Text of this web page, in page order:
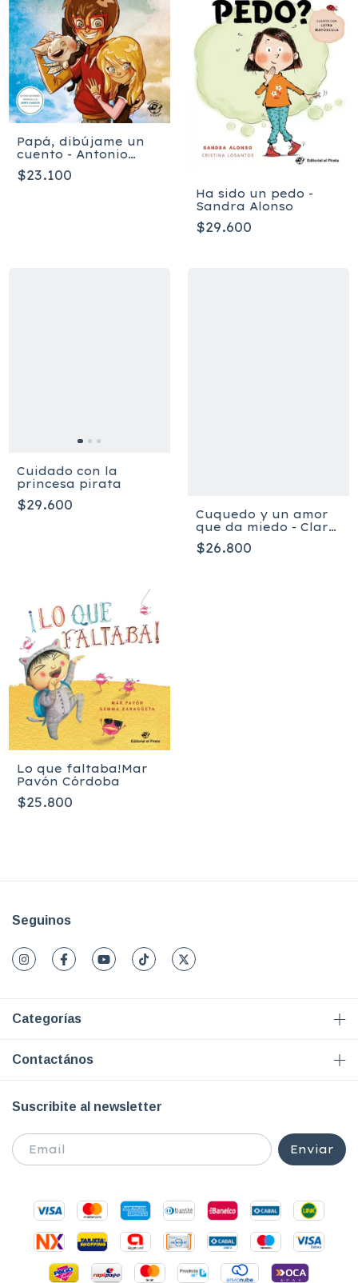
Papá, dibújame un
cuento - Antonio
Santamaría
$23.100
Ha sido un pedo -
Sandra Alonso
$29.600
Cuidado con la
princesa pirata
$29.600
Cuquedo y un amor
que da miedo - Clara
Cunha
$26.800
Lo que faltaba!Mar
Pavón Córdoba
$25.800
Seguinos
Categorías
Contactános
Suscribite al newsletter